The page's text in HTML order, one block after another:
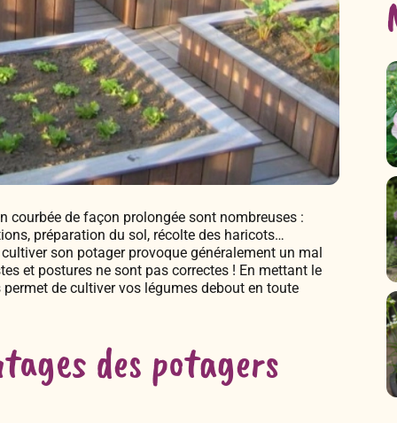
de façon prolongée sont nombreuses :
préparation du sol, récolte des haricots…
son potager provoque généralement un mal
et postures ne sont pas correctes ! En mettant le
de cultiver vos légumes debout en toute
des potagers